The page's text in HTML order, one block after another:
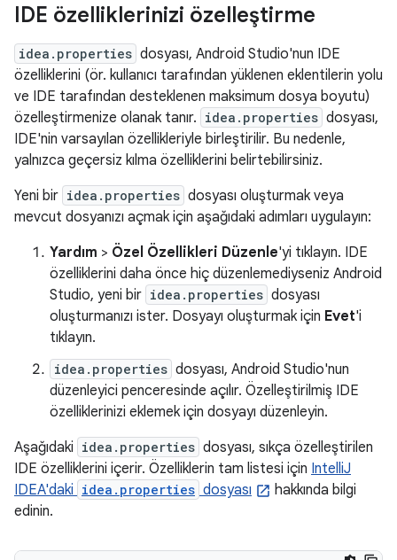
IDE özelliklerinizi özelleştirme
idea.properties dosyası, Android Studio'nun IDE
özelliklerini (ör. kullanıcı tarafından yüklenen eklentilerin yolu
ve IDE tarafından desteklenen maksimum dosya boyutu)
özelleştirmenize olanak tanır. idea.properties dosyası,
IDE'nin varsayılan özellikleriyle birleştirilir. Bu nedenle,
yalnızca geçersiz kılma özelliklerini belirtebilirsiniz.
Yeni bir idea.properties dosyası oluşturmak veya
mevcut dosyanızı açmak için aşağıdaki adımları uygulayın:
Yardım > Özel Özellikleri Düzenle'yi tıklayın. IDE
özelliklerini daha önce hiç düzenlemediyseniz Android
Studio, yeni bir idea.properties dosyası
oluşturmanızı ister. Dosyayı oluşturmak için Evet'i
tıklayın.
idea.properties dosyası, Android Studio'nun
düzenleyici penceresinde açılır. Özelleştirilmiş IDE
özelliklerinizi eklemek için dosyayı düzenleyin.
Aşağıdaki idea.properties dosyası, sıkça özelleştirilen
IDE özelliklerini içerir. Özelliklerin tam listesi için IntelliJ
IDEA'daki idea.properties dosyası
hakkında bilgi
edinin.